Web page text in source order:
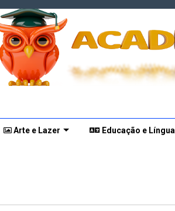
Arte e Lazer Educação e Língua